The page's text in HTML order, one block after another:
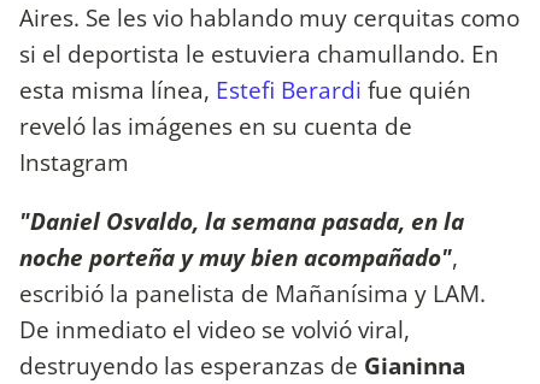
Aires. Se les vio hablando muy cerquitas como
si el deportista le estuviera chamullando. En
esta misma línea, Estefi Berardi fue quién
reveló las imágenes en su cuenta de
Instagram
"Daniel Osvaldo, la semana pasada, en la
noche porteña y muy bien acompañado",
escribió la panelista de Mañanísima y LAM.
De inmediato el video se volvió viral,
destruyendo las esperanzas de Gianinna